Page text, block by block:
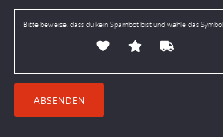
Bitte beweise, dass du kein Spambot bist und wähle das Symbol